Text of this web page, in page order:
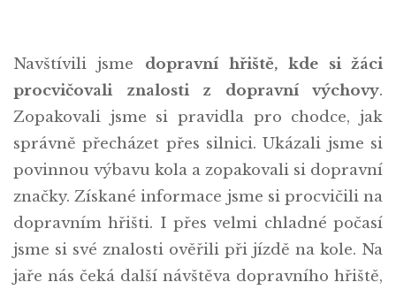
Navštívili jsme dopravní hřiště, kde si žáci
procvičovali znalosti z dopravní výchovy.
Zopakovali jsme si pravidla pro chodce, jak
správně přecházet přes silnici. Ukázali jsme si
povinnou výbavu kola a zopakovali si dopravní
značky. Získané informace jsme si procvičili na
dopravním hřišti. I přes velmi chladné počasí
jsme si své znalosti ověřili při jízdě na kole. Na
jaře nás čeká další návštěva dopravního hřiště,